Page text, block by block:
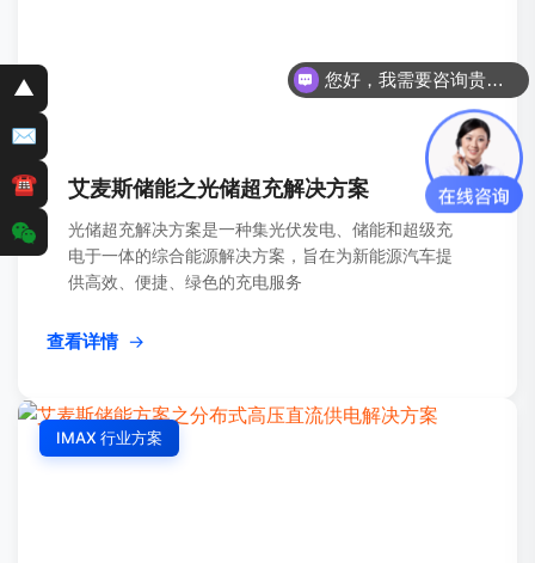
▲
✉
☎
艾麦斯储能之光储超充解决方案
光储超充解决方案是一种集光伏发电、储能和超级充
电于一体的综合能源解决方案，旨在为新能源汽车提
供高效、便捷、绿色的充电服务
查看详情 →
IMAX 行业方案
您好，我需要咨询